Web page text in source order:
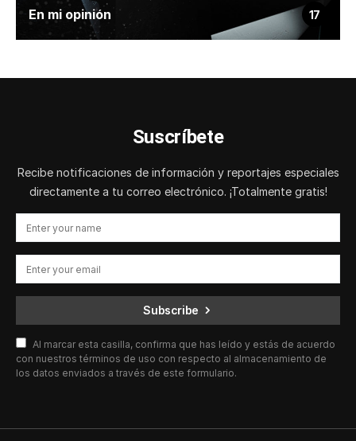
En mi opinión 17
Suscríbete
Recibe notificaciones de información y reportajes especiales
directamente a tu correo electrónico. ¡Totalmente gratis!
Subscribe
Al marcar esta casilla, confirma que has leído y estás de acuerdo
con nuestros términos de uso con respecto al almacenamiento de
los datos enviados a través de este formulario.